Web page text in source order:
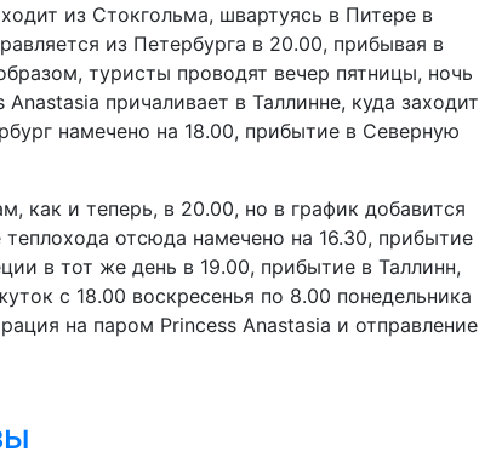
из Стокгольма, швартуясь в Питере в
из Петербурга в 20.00, прибывая в
туристы проводят вечер пятницы, ночь
причаливает в Таллинне, куда заходит
намечено на 18.00, прибытие в Северную
как и теперь, в 20.00, но в график добавится
отсюда намечено на 16.30, прибытие
в тот же день в 19.00, прибытие в Таллинн,
с 18.00 воскресенья по 8.00 понедельника
на паром Princess Anastasia и отправление